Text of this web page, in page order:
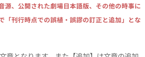
源、公開された劇場日本語版、その他の時事に
「刊行時点での誤植・誤謬の訂正と追加」とな